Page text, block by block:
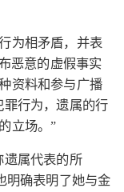
为相矛盾，并表
恶意的虚假事实
资料和参与广播
罪行为，遗属的行
立场。”
遗属代表的所
明确表明了她与金